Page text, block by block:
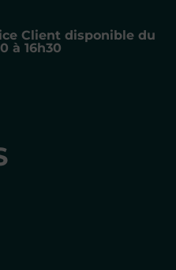
Client disponible du
à 16h30